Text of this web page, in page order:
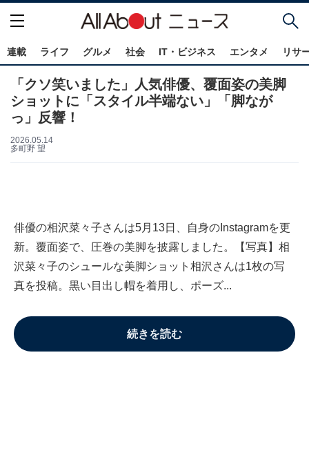
連載 ライフ グルメ 社会 IT・ビジネス エンタメ リサ
「クソ笑いました」人気俳優、覆面姿の美脚
ショットに「スタイル半端ない」「脚なが
っ」反響！
2026.05.14
多町野 望
俳優の相沢菜々子さんは5月13日、自身のInstagramを更
新。覆面姿で、圧巻の美脚を披露しました。【写真】相
沢菜々子のシュールな美脚ショット相沢さんは1枚の写
真を投稿。黒い目出し帽を着用し、ポーズ...
続きを読む